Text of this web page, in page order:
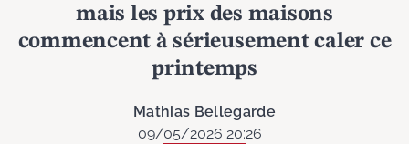
mais les prix des maisons
commencent à sérieusement caler ce
printemps
Mathias Bellegarde
09/05/2026 20:26